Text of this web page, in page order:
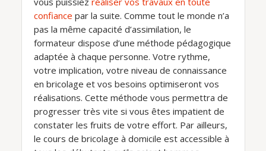
confiance par la suite. Comme tout le monde n’a
pas la même capacité d’assimilation, le
formateur dispose d’une méthode pédagogique
adaptée à chaque personne. Votre rythme,
votre implication, votre niveau de connaissance
en bricolage et vos besoins optimiseront vos
réalisations. Cette méthode vous permettra de
progresser très vite si vous êtes impatient de
constater les fruits de votre effort. Par ailleurs,
le cours de bricolage à domicile est accessible à